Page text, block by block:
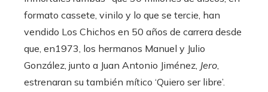
formato cassete, vinilo y lo que se tercie, han
vendido Los Chichos en 50 años de carrera desde
que, en1973, los hermanos Manuel y Julio
González, junto a Juan Antonio Jiménez, Jero,
estrenaran su también mítico ‘Quiero ser libre’.